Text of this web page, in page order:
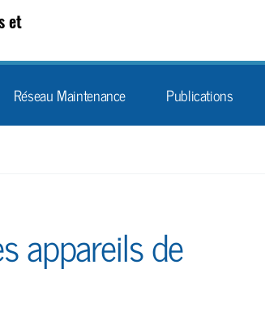
et
Réseau Maintenance Publications
appareils de